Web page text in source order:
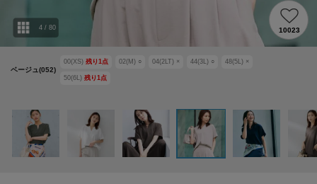
ベージュ(052)
00(XS) 残り 1点 02(M) ○ 04(2LT) × 44(3L) ○ 48(5L) ×
50(6L) 残り 1点
4 / 80 10023